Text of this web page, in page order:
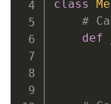
class
#
def